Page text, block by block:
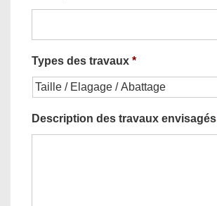
Types des travaux *
Description des travaux envisagés